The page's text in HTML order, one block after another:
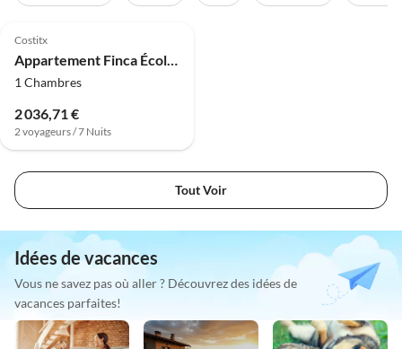
Costitx
Appartement Finca Écologique à Costitx avec Piscine
1 Chambres
2 036,71 €
2 voyageurs / 7 Nuits
Tout Voir
Idées de vacances
Vous ne savez pas où aller ? Découvrez des idées de
vacances parfaites!